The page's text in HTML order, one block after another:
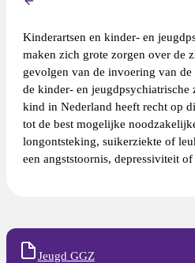
Kinderartsen en kinder- en
maken zich grote zorgen over de
gevolgen van de invoering van
de kinder- en jeugdpsychiatrische
kind in Nederland heeft recht op
tot de best mogelijke
longontsteking, suikerziekte of
een angststoornis, depressiviteit of
Jeugd GGZ